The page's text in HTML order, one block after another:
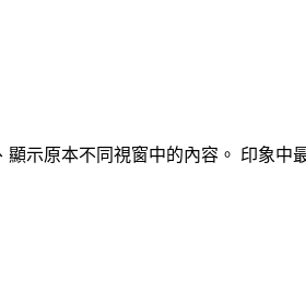
示原本不同視窗中的內容。 印象中